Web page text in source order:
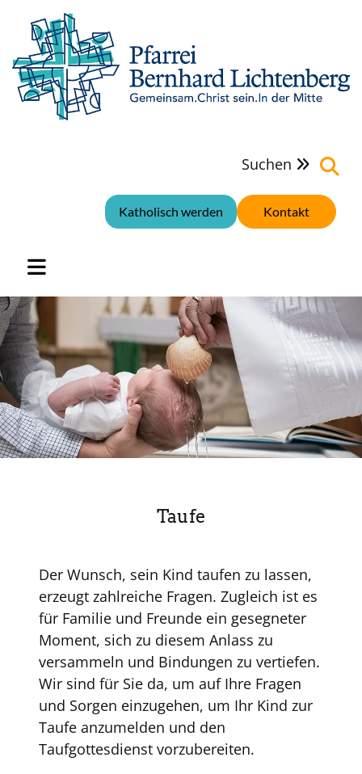
Suchen 
Kontakt
Katholisch werden
Taufe
Der Wunsch, sein Kind taufen zu lassen,
erzeugt zahlreiche Fragen. Zugleich ist es
für Familie und Freunde ein gesegneter
Moment, sich zu diesem Anlass zu
versammeln und Bindungen zu vertiefen.
Wir sind für Sie da, um auf Ihre Fragen
und Sorgen einzugehen, um Ihr Kind zur
Taufe anzumelden und den
Taufgottesdienst vorzubereiten.